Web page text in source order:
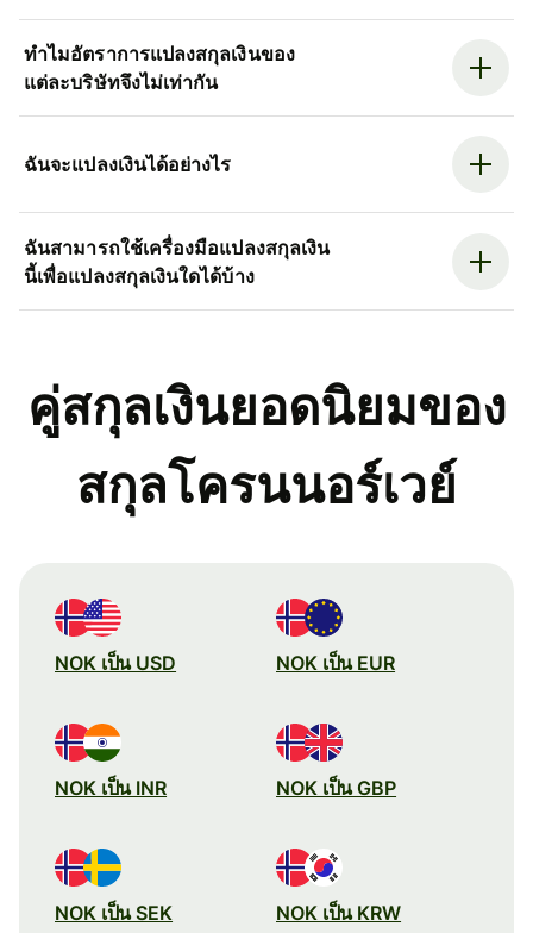
ทำไมอัตราการแปลงสกุลเงินของ
แต่ละบริษัทจึงไม่เท่ากัน
ฉันจะแปลงเงินได้อย่างไร
ฉันสามารถใช้เครื่องมือแปลงสกุลเงิน
นี้เพื่อแปลงสกุลเงินใดได้บ้าง
คู่สกุลเงินยอดนิยมของ
สกุลโครนนอร์เวย์
NOK เป็น USD NOK เป็น EUR
NOK เป็น INR NOK เป็น GBP
NOK เป็น SEK NOK เป็น KRW